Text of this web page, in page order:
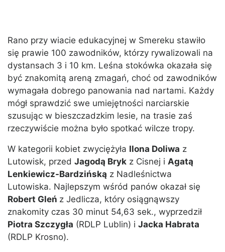
Rano przy wiacie edukacyjnej w Smereku stawiło
się prawie 100 zawodników, którzy rywalizowali na
dystansach 3 i 10 km. Leśna stokówka okazała się
być znakomitą areną zmagań, choć od zawodników
wymagała dobrego panowania nad nartami. Każdy
mógł sprawdzić swe umiejętności narciarskie
szusując w bieszczadzkim lesie, na trasie zaś
rzeczywiście można było spotkać wilcze tropy.
W kategorii kobiet zwyciężyła Ilona Doliwa z
Lutowisk, przed Jagodą Bryk z Cisnej i Agatą
Lenkiewicz-Bardzińską z Nadleśnictwa
Lutowiska. Najlepszym wśród panów okazał się
Robert Gleń z Jedlicza, który osiągnąwszy
znakomity czas 30 minut 54,63 sek., wyprzedził
Piotra Szczygła (RDLP Lublin) i Jacka Habrata
(RDLP Krosno).